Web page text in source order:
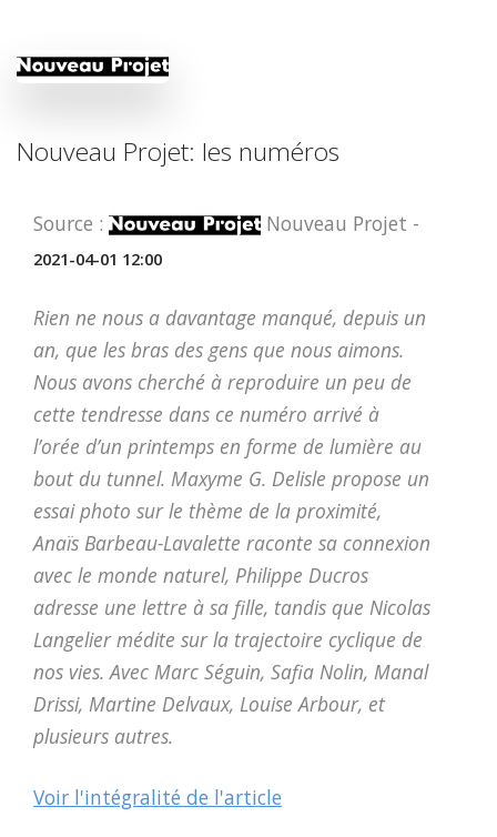
Nouveau Projet: les numéros
Source : Nouveau Projet -
2021-04-01 12:00
Rien ne nous a davantage manqué, depuis un
an, que les bras des gens que nous aimons.
Nous avons cherché à reproduire un peu de
cette tendresse dans ce numéro arrivé à
l’orée d’un printemps en forme de lumière au
bout du tunnel. Maxyme G. Delisle propose un
essai photo sur le thème de la proximité,
Anaïs Barbeau-Lavalette raconte sa connexion
avec le monde naturel, Philippe Ducros
adresse une lettre à sa fille, tandis que Nicolas
Langelier médite sur la trajectoire cyclique de
nos vies. Avec Marc Séguin, Safia Nolin, Manal
Drissi, Martine Delvaux, Louise Arbour, et
plusieurs autres.
Voir l'intégralité de l'article